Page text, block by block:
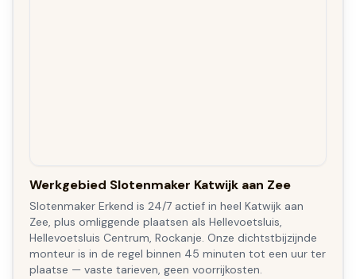
Werkgebied Slotenmaker Katwijk aan Zee
Slotenmaker Erkend is 24/7 actief in heel Katwijk aan
Zee, plus omliggende plaatsen als Hellevoetsluis,
Hellevoetsluis Centrum, Rockanje. Onze dichtstbijzijnde
monteur is in de regel binnen 45 minuten tot een uur ter
plaatse — vaste tarieven, geen voorrijkosten.